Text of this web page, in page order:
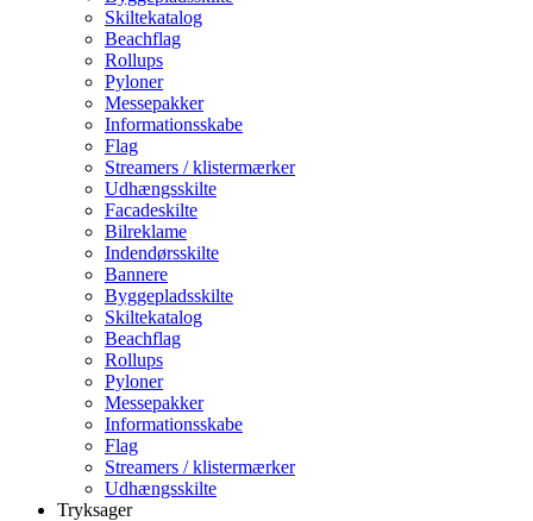
Skiltekatalog
Beachflag
Rollups
Pyloner
Messepakker
Informationsskabe
Flag
Streamers / klistermærker
Udhængsskilte
Facadeskilte
Bilreklame
Indendørsskilte
Bannere
Byggepladsskilte
Skiltekatalog
Beachflag
Rollups
Pyloner
Messepakker
Informationsskabe
Flag
Streamers / klistermærker
Udhængsskilte
Tryksager